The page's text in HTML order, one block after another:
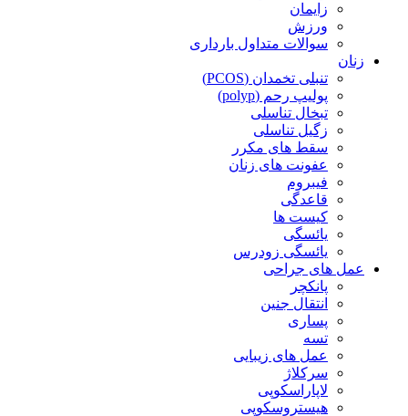
زایمان
ورزش
سوالات متداول بارداری
زنان
تنبلی تخمدان (PCOS)
پولیپ رحم (polyp)
تبخال تناسلی
زگیل تناسلی
سقط های مکرر
عفونت های زنان
فیبروم
قاعدگی
کیست ها
یائسگی
یائسگی زودرس
عمل های جراحی
پانکچر
انتقال جنین
پساری
تسه
عمل های زیبایی
سرکلاژ
لاپاراسکوپی
هیستروسکوپی